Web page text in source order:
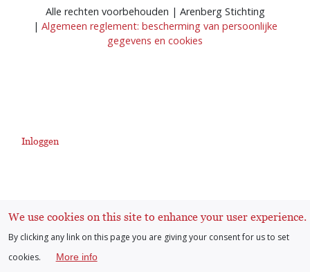
Alle rechten voorbehouden | Arenberg Stichting
| Algemeen reglement: bescherming van persoonlijke
gegevens en cookies
User
menu
Inloggen
We use cookies on this site to enhance your user experience.
By clicking any link on this page you are giving your consent for us to set
cookies.
More info